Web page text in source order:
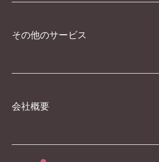
その他のサービス
会社概要